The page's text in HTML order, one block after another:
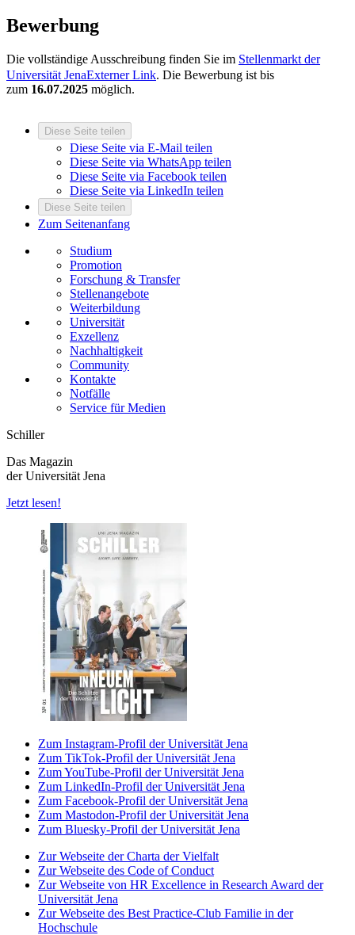
Bewerbung
Die vollständige Ausschreibung finden Sie im Stellenmarkt der
Universität JenaExterner Link. Die Bewerbung ist bis
zum 16.07.2025 möglich.
Diese Seite teilen
Diese Seite via E-Mail teilen
Diese Seite via WhatsApp teilen
Diese Seite via Facebook teilen
Diese Seite via LinkedIn teilen
Diese Seite teilen
Zum Seitenanfang
Studium
Promotion
Forschung & Transfer
Stellenangebote
Weiterbildung
Universität
Exzellenz
Nachhaltigkeit
Community
Kontakte
Notfälle
Service für Medien
Schiller
Das Magazin
der Universität Jena
Jetzt lesen!
Zum Instagram-Profil der Universität Jena
Zum TikTok-Profil der Universität Jena
Zum YouTube-Profil der Universität Jena
Zum LinkedIn-Profil der Universität Jena
Zum Facebook-Profil der Universität Jena
Zum Mastodon-Profil der Universität Jena
Zum Bluesky-Profil der Universität Jena
Zur Webseite der Charta der Vielfalt
Zur Webseite des Code of Conduct
Zur Webseite von HR Excellence in Research Award der
Universität Jena
Zur Webseite des Best Practice-Club Familie in der
Hochschule